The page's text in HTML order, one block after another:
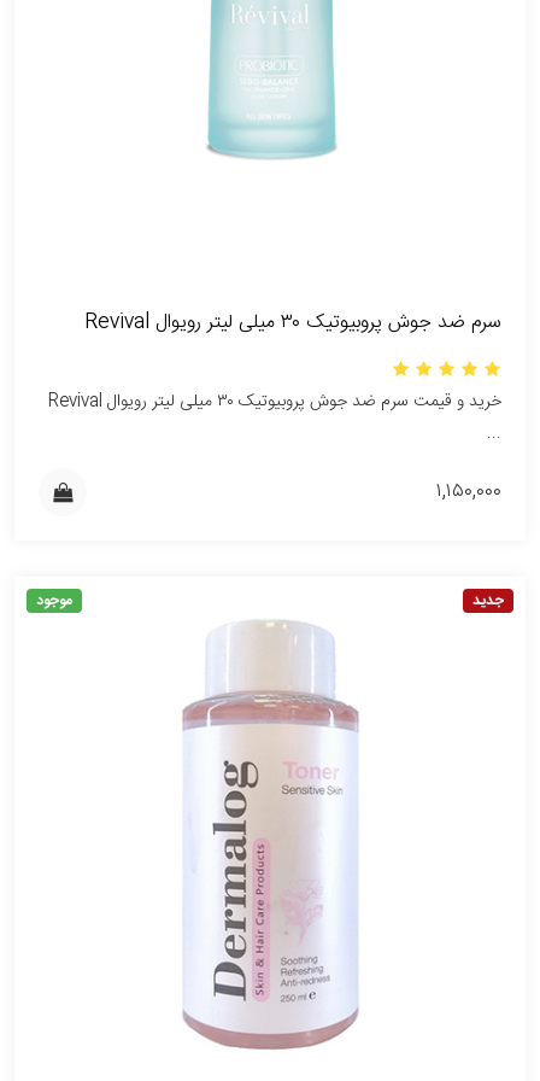
سرم ضد جوش پروبیوتیک ۳۰ میلی لیتر رویوال Revival
خرید و قیمت سرم ضد جوش پروبیوتیک ۳۰ میلی لیتر رویوال Revival
...
۱,۱۵۰,۰۰۰
جدید موجود